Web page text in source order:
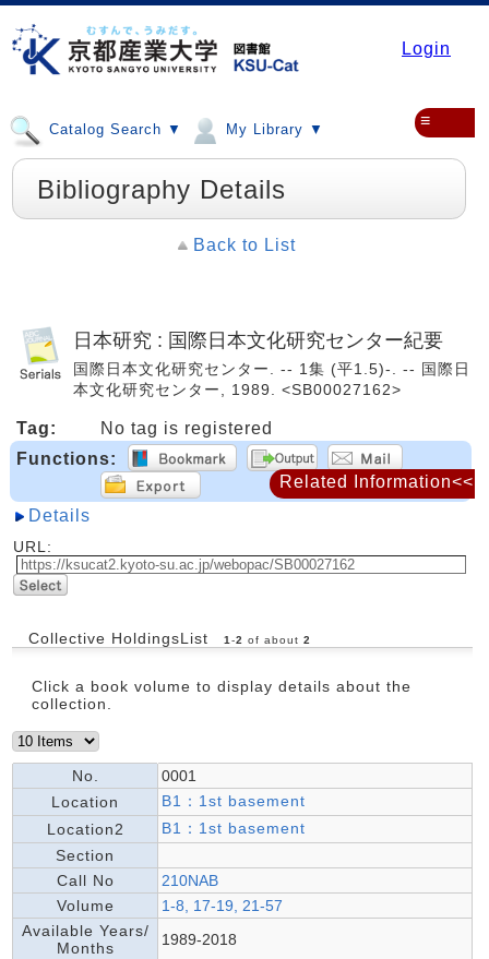
Login
Catalog Search ▼ My Library ▼ ≡
Bibliography Details
Back to List
日本研究 : 国際日本文化研究センター紀要
国際日本文化研究センター. -- 1集 (平1.5)-. -- 国際日
本文化研究センター, 1989. <SB00027162>
Tag:
No tag is registered
Functions:
Details
URL:
Collective HoldingsList 1 -2 of about 2
Click a book volume to display details about the
collection.
No.
0001
Location
B1：1st basement
Location2
B1：1st basement
Section
Call No
210NAB
Volume
1-8, 17-19, 21-57
Available Years/
Months
1989-2018
Related Information<<